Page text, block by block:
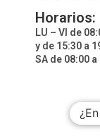
Horarios:
LU – VI de
y de 15:30 a
SA de 08:00 a